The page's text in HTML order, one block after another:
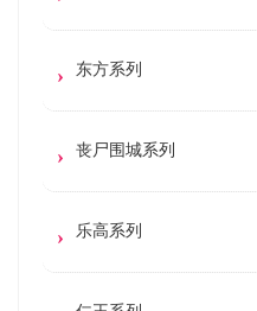
东方系列
丧尸围城系列
乐高系列